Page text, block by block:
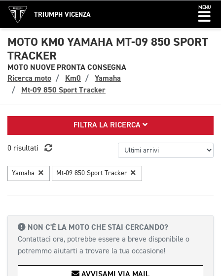
TRIUMPH VICENZA
MENU
MOTO KM0 YAMAHA MT-09 850 SPORT
TRACKER
MOTO NUOVE PRONTA CONSEGNA
Ricerca moto
Km0
Yamaha
Mt-09 850 Sport Tracker
FILTRA LA RICERCA
0 risultati
Yamaha Mt-09 850 Sport Tracker
NON C'È LA MOTO CHE STAI CERCANDO?
Contattaci ora, potrebbe essere a breve disponibile o
potremmo aiutarti a trovare la tua occasione!